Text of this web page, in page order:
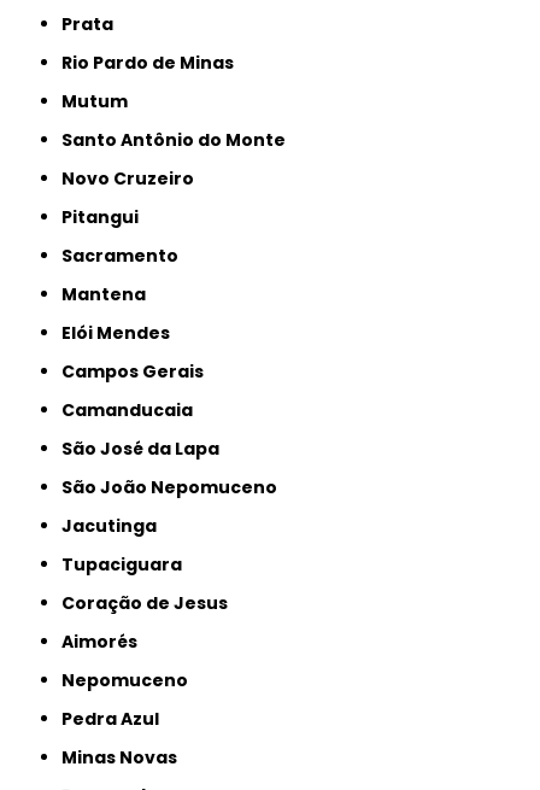
Prata
Rio Pardo de Minas
Mutum
Santo Antônio do Monte
Novo Cruzeiro
Pitangui
Sacramento
Mantena
Elói Mendes
Campos Gerais
Camanducaia
São José da Lapa
São João Nepomuceno
Jacutinga
Tupaciguara
Coração de Jesus
Aimorés
Nepomuceno
Pedra Azul
Minas Novas